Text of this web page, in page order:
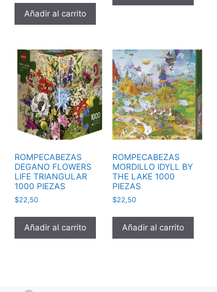
Añadir al carrito
ROMPECABEZAS
DEGANO FLOWERS
LIFE TRIANGULAR
1000 PIEZAS
$22,50
Añadir al carrito
ROMPECABEZAS
MORDILLO IDYLL BY
THE LAKE 1000
PIEZAS
$22,50
Añadir al carrito